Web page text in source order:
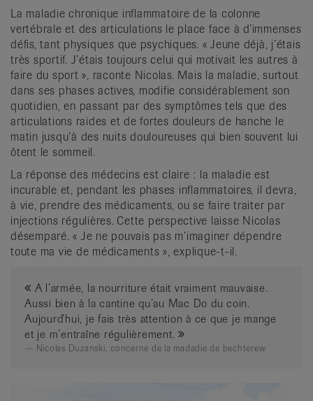
La maladie chronique inflammatoire de la colonne
vertébrale et des articulations le place face à d’immenses
défis, tant physiques que psychiques. « Jeune déjà, j’étais
très sportif. J’étais toujours celui qui motivait les autres à
faire du sport », raconte Nicolas. Mais la maladie, surtout
dans ses phases actives, modifie considérablement son
quotidien, en passant par des symptômes tels que des
articulations raides et de fortes douleurs de hanche le
matin jusqu’à des nuits douloureuses qui bien souvent lui
ôtent le sommeil.
La réponse des médecins est claire : la maladie est
incurable et, pendant les phases inflammatoires, il devra,
à vie, prendre des médicaments, ou se faire traiter par
injections régulières. Cette perspective laisse Nicolas
désemparé. « Je ne pouvais pas m’imaginer dépendre
toute ma vie de médicaments », explique-t-il.
A l’armée, la nourriture était vraiment mauvaise.
Aussi bien à la cantine qu’au Mac Do du coin.
Aujourd’hui, je fais très attention à ce que je mange
et je m’entraîne régulièrement.
Nicolas Duzanski, concerné de la madadie de bechterew